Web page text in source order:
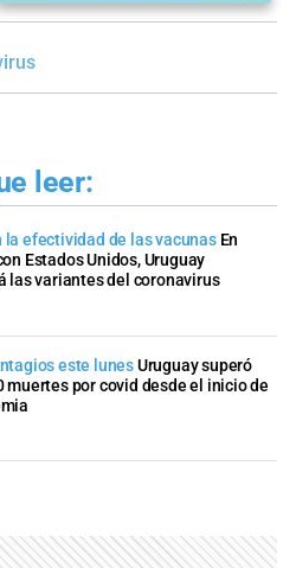
leer:
la efectividad de las vacunas En
Estados Unidos, Uruguay
las variantes del coronavirus
este lunesUruguay superó
muertes por covid desde el inicio de